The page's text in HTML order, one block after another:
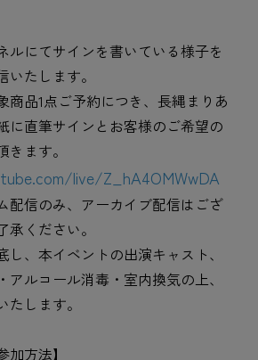
ルにてサインを書いている様子を
いたします。
商品1点ご予約につき、長縄まりあ
に直筆サインとお客様のご希望の
ます。
live/Z_hA4OMWwDA
配信のみ、アーカイブ配信はござ
ください。
、本イベントの出演キャスト、
アルコール消毒・室内換気の上、
します。
加方法】